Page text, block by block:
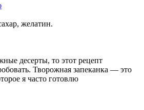
желатин.
десерты, то этот рецепт
Творожная запеканка — это
я часто готовлю